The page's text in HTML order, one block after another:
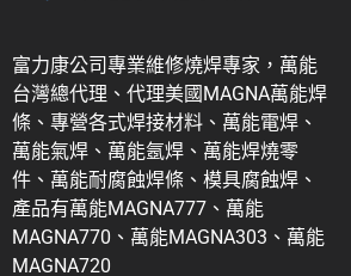
富力康公司專業維修燒焊專家，萬能
台灣總代理、代理美國MAGNA萬能焊
條、專營各式焊接材料、萬能電焊、
萬能氣焊、萬能氬焊、萬能焊燒零
件、萬能耐腐蝕焊條、模具腐蝕焊、
產品有萬能MAGNA777、萬能
MAGNA770、萬能MAGNA303、萬能
MAGNA720